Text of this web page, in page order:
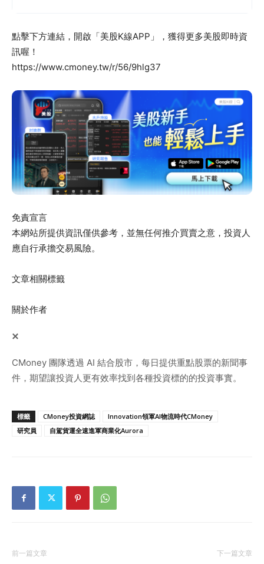
點擊下方連結，開啟「美股K線APP」，獲得更多美股即時資
訊喔！
https://www.cmoney.tw/r/56/9hlg37
免責宣言
本網站所提供資訊僅供參考，並無任何推介買賣之意，投資人
應自行承擔交易風險。
文章相關標籤
關於作者
CMoney 團隊透過 AI 結合股市，每日提供重點股票的新聞事
件，期望讓投資人更有效率找到各種投資標的的投資事實。
標籤 CMoney投資網誌
Innovation領軍AI物流時代CMoney
研究員
自駕貨運全速進軍商業化Aurora
前一篇文章 下一篇文章